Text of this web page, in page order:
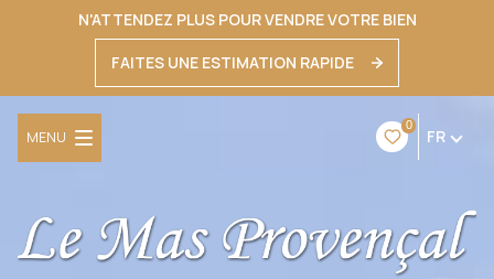
N'ATTENDEZ PLUS POUR VENDRE VOTRE BIEN
FAITES UNE ESTIMATION RAPIDE
0
FR
MENU